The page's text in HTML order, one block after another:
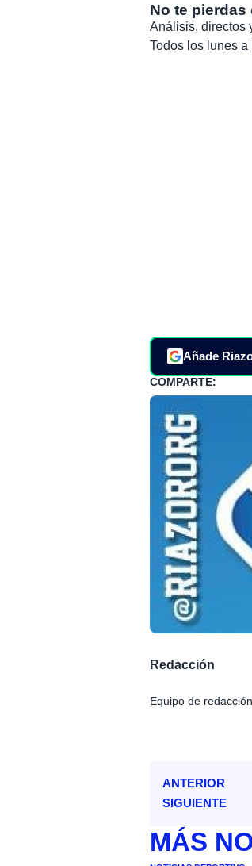
No te pierdas
Análisis, directos
Todos los lunes
Añade
COMPARTE:
Redacción
Equipo de
ANTERIOR
SIGUIENTE
MÁS